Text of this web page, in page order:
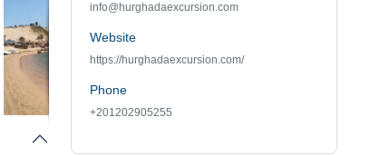
info@hurghadaexcursion.com
Website
https://hurghadaexcursion.com/
Phone
+201202905255